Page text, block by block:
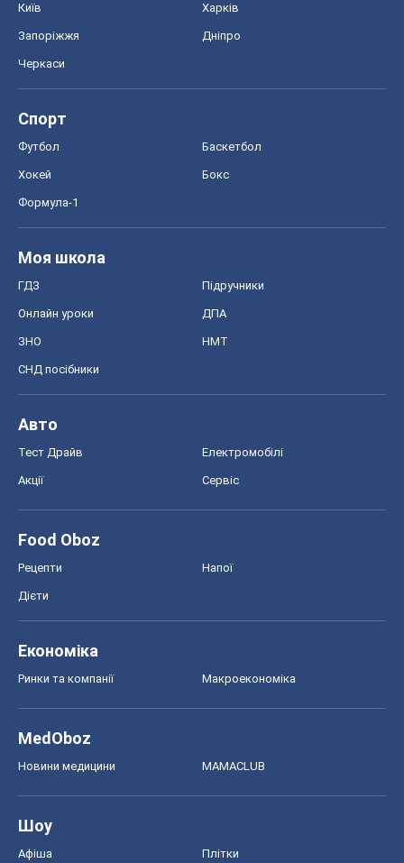
Київ Харків
Запоріжжя Дніпро
Черкаси
Спорт
Футбол Баскетбол
Хокей Бокс
Формула-1
Моя школа
ГДЗ Підручники
Онлайн уроки ДПА
ЗНО НМТ
СНД посібники
Авто
Тест Драйв Електромобілі
Акції Сервіс
Food Oboz
Рецепти Напої
Дієти
Економіка
Ринки та компанії Макроекономіка
MedOboz
Новини медицини MAMACLUB
Шоу
Афіша Плітки